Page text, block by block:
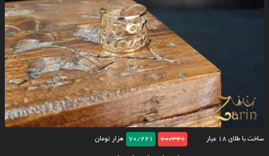
ساخت با طلای ۱۸ عیار 70/321
70/221 هزار تومان